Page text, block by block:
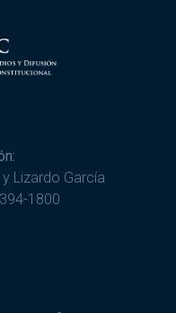
Lizardo García
1800